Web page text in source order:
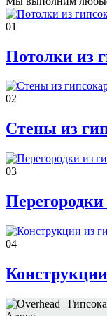
01
Потолки из
02
Стены из
03
04